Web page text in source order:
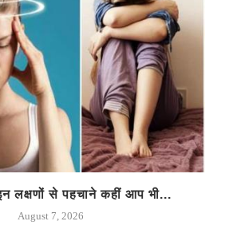
लक्षणों से पहचाने कहीं आप भी...
August 7, 2026